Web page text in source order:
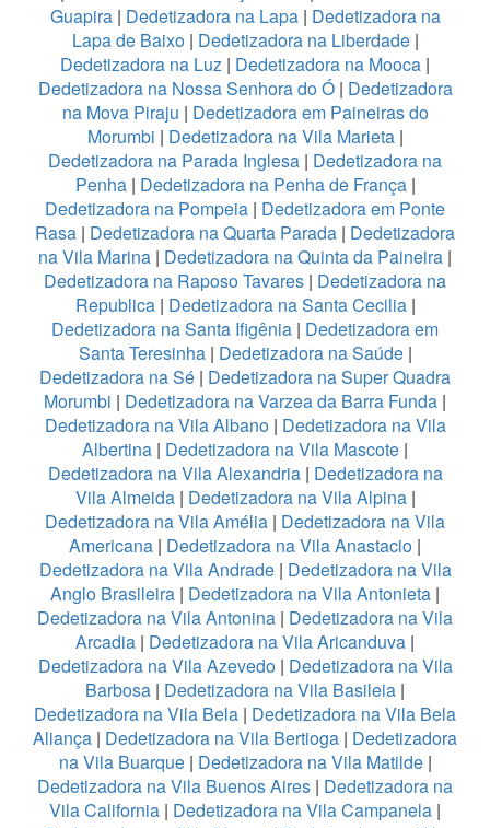
Guapira| Dedetizadora na Lapa| Dedetizadora na
Lapa de Baixo | Dedetizadora na Liberdade |
Dedetizadora na Luz | Dedetizadora na Mooca |
Dedetizadora na Nossa Senhora do Ó| Dedetizadora
na Mova Piraju | Dedetizadora em Paineiras do
Morumbi | Dedetizadora na Vila Marieta|
Dedetizadora na Parada Inglesa | Dedetizadora na
Penha| Dedetizadora na Penha de França |
Dedetizadora na Pompeia | Dedetizadora em Ponte
Rasa | Dedetizadora na Quarta Parada | Dedetizadora
na Vila Marina | Dedetizadora na Quinta da Paineira |
Dedetizadora na Raposo Tavares | Dedetizadora na
Republica| Dedetizadora na Santa Cecilia|
Dedetizadora na Santa Ifigênia | Dedetizadora em
Santa Teresinha| Dedetizadora na Saúde|
Dedetizadora na Sé | Dedetizadora na Super Quadra
Morumbi | Dedetizadora na Varzea da Barra Funda |
Dedetizadora na Vila Albano| Dedetizadora na Vila
Albertina | Dedetizadora na Vila Mascote |
Dedetizadora na Vila Alexandria| Dedetizadora na
Vila Almeida | Dedetizadora na Vila Alpina |
Dedetizadora na Vila Amélia | Dedetizadora na Vila
Americana | Dedetizadora na Vila Anastacio |
Dedetizadora na Vila Andrade| Dedetizadora na Vila
Anglo Brasileira | Dedetizadora na Vila Antonieta |
Dedetizadora na Vila Antonina | Dedetizadora na Vila
Arcadia | Dedetizadora na Vila Aricanduva |
Dedetizadora na Vila Azevedo| Dedetizadora na Vila
Barbosa | Dedetizadora na Vila Basileia |
Dedetizadora na Vila Bela | Dedetizadora na Vila Bela
Aliança | Dedetizadora na Vila Bertioga | Dedetizadora
na Vila Buarque| Dedetizadora na Vila Matilde|
Dedetizadora na Vila Buenos Aires | Dedetizadora na
Vila California | Dedetizadora na Vila Campanela |